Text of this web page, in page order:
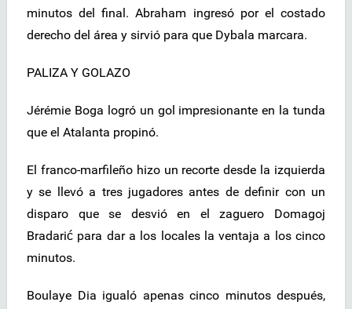
minutos del final. Abraham ingresó por el costado
derecho del área y sirvió para que Dybala marcara.
PALIZA Y GOLAZO
Jérémie Boga logró un gol impresionante en la tunda
que el Atalanta propinó.
El franco-marfileño hizo un recorte desde la izquierda
y se llevó a tres jugadores antes de definir con un
disparo que se desvió en el zaguero Domagoj
Bradarić para dar a los locales la ventaja a los cinco
minutos.
Boulaye Dia igualó apenas cinco minutos después,